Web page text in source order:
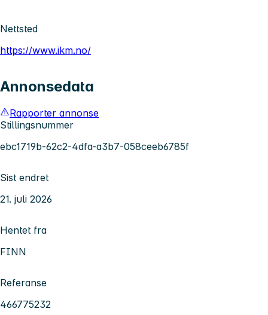
Nettsted
https://www.ikm.no/
Annonsedata
Rapporter annonse
Stillingsnummer
ebc1719b-62c2-4dfa-a3b7-058ceeb6785f
Sist endret
21. juli 2026
Hentet fra
FINN
Referanse
466775232